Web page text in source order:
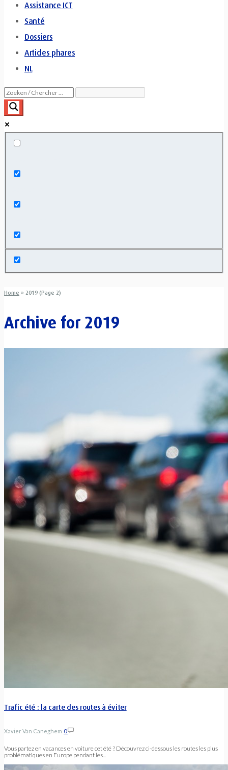
Assistance ICT
Santé
Dossiers
Articles phares
NL
Home » 2019 (Page 2)
Archive for2019
Trafic été : la carte des routes à éviter
Xavier Van Caneghem 0
Vous partez en vacances en voiture cet été ? Découvrez ci-dessous les routes les plus
problématiques en Europe pendant les...